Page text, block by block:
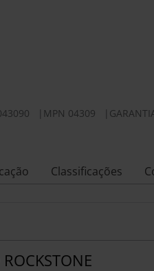
MPN 04309
Classificações